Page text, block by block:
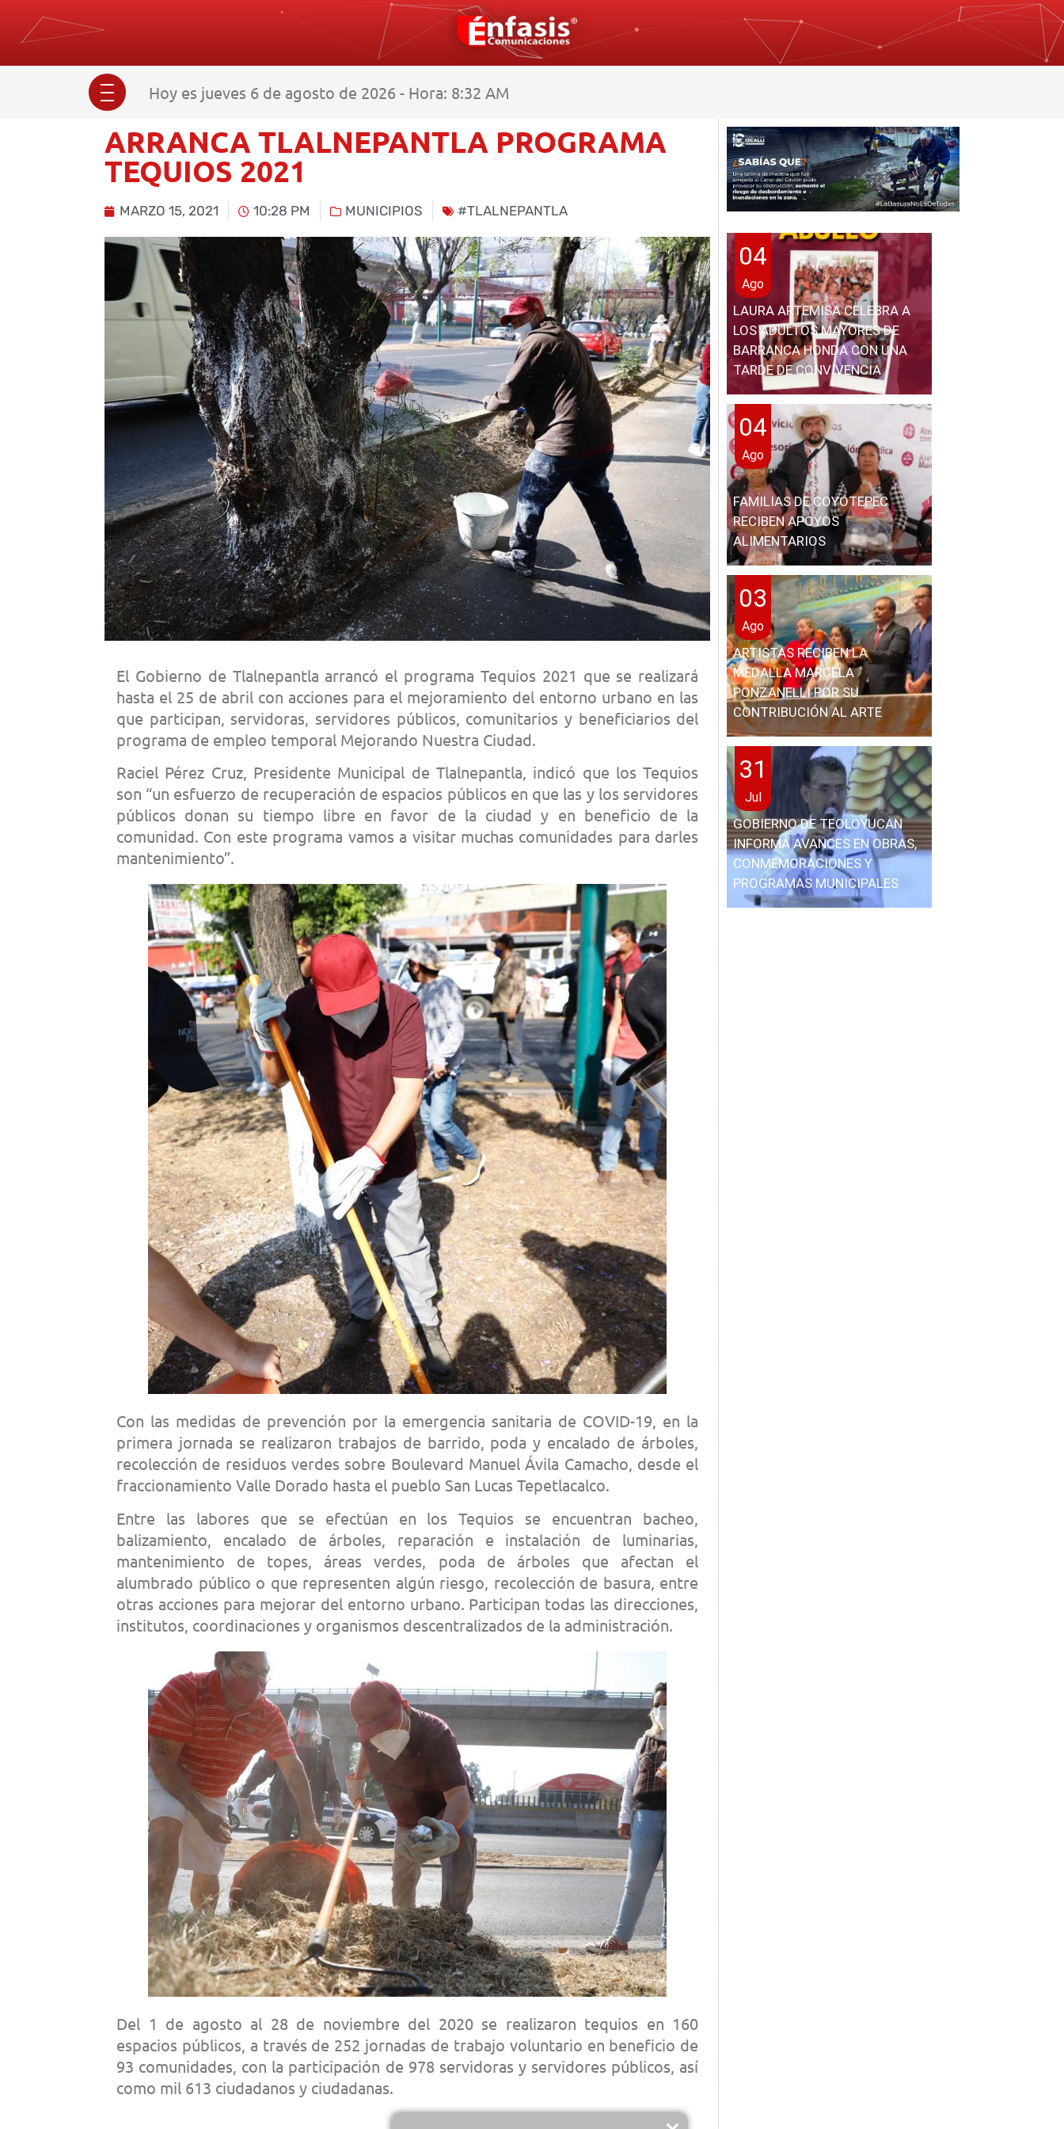
Hoy es jueves 6 de agosto de 2026 - Hora: 8:32 AM
ARRANCA TLALNEPANTLA PROGRAMA
TEQUIOS 2021
MARZO 15, 2021 10:28 PM MUNICIPIOS #TLALNEPANTLA
El Gobierno de Tlalnepantla arrancó el programa Tequios 2021 que se realizará
hasta el 25 de abril con acciones para el mejoramiento del entorno urbano en las
que participan, servidoras, servidores públicos, comunitarios y beneficiarios del
programa de empleo temporal Mejorando Nuestra Ciudad.
Raciel Pérez Cruz, Presidente Municipal de Tlalnepantla, indicó que los Tequios
son “un esfuerzo de recuperación de espacios públicos en que las y los servidores
públicos donan su tiempo libre en favor de la ciudad y en beneficio de la
comunidad. Con este programa vamos a visitar muchas comunidades para darles
mantenimiento”.
Con las medidas de prevención por la emergencia sanitaria de COVID-19, en la
primera jornada se realizaron trabajos de barrido, poda y encalado de árboles,
recolección de residuos verdes sobre Boulevard Manuel Ávila Camacho, desde el
fraccionamiento Valle Dorado hasta el pueblo San Lucas Tepetlacalco.
Entre las labores que se efectúan en los Tequios se encuentran bacheo,
balizamiento, encalado de árboles, reparación e instalación de luminarias,
mantenimiento de topes, áreas verdes, poda de árboles que afectan el
alumbrado público o que representen algún riesgo, recolección de basura, entre
otras acciones para mejorar del entorno urbano. Participan todas las direcciones,
institutos, coordinaciones y organismos descentralizados de la administración.
Del 1 de agosto al 28 de noviembre del 2020 se realizaron tequios en 160
espacios públicos, a través de 252 jornadas de trabajo voluntario en beneficio de
93 comunidades, con la participación de 978 servidoras y servidores públicos, así
como mil 613 ciudadanos y ciudadanas.
04
Ago
LAURA ARTEMISA CELEBRA A
LOS ADULTOS MAYORES DE
BARRANCA HONDA CON UNA
TARDE DE CONVIVENCIA
04
Ago
FAMILIAS DE COYOTEPEC
RECIBEN APOYOS
ALIMENTARIOS
03
Ago
ARTISTAS RECIBEN LA
MEDALLA MARCELA
PONZANELLI POR SU
CONTRIBUCIÓN AL ARTE
31
Jul
GOBIERNO DE TEOLOYUCAN
INFORMA AVANCES EN OBRAS,
CONMEMORACIONES Y
PROGRAMAS MUNICIPALES